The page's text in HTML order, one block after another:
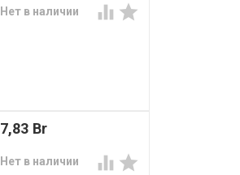
Нет в наличии  
7,83 Br
Нет в наличии  